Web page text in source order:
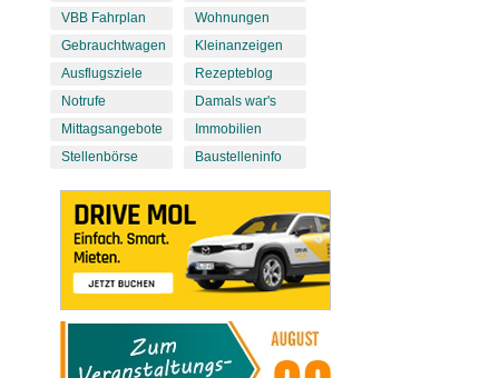
VBB Fahrplan
Gebrauchtwagen
Ausflugsziele
Notrufe
Mittagsangebote
Stellenbörse
Wohnungen
Kleinanzeigen
Rezepteblog
Damals war's
Immobilien
Baustelleninfo